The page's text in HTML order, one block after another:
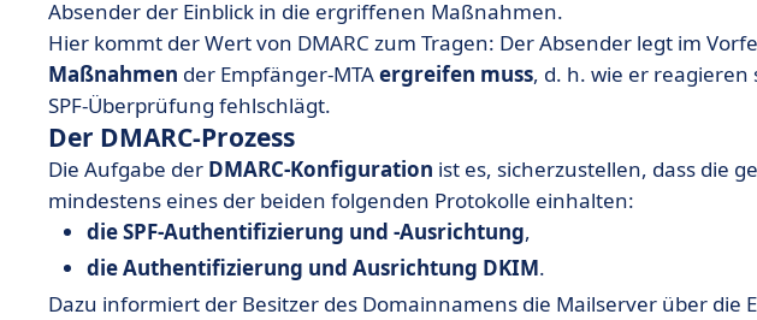
Absender der Einblick in die ergriffenen Maßnahmen.
Hier kommt der Wert von DMARC zum Tragen: Der Absender legt im
Maßnahmen der Empfänger-MTAergreifen muss, d. h. wie er reagieren
SPF-Überprüfung fehlschlägt.
Der DMARC-Prozess
Die Aufgabe der DMARC-Konfiguration ist es, sicherzustellen, dass die
mindestens eines der beiden folgenden Protokolle einhalten:
die SPF-Authentifizierung und -Ausrichtung,
die Authentifizierung und Ausrichtung DKIM.
Dazu informiert der Besitzer des Domainnamens die Mailserver über die